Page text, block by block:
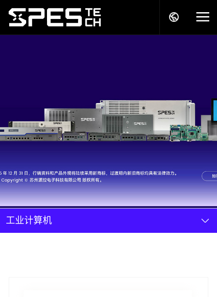
解决方案
商务模式
新闻资讯
工业计算机